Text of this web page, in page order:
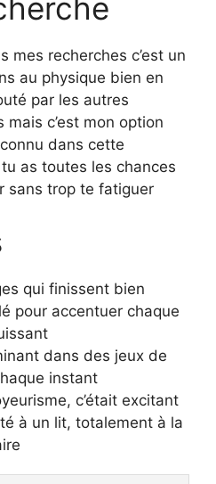
mes recherches c’est un
au physique bien en
par les autres
c’est mon option
dans cette
as toutes les chances
sans trop te fatiguer
qui finissent bien
pour accentuer chaque
dans des jeux de
instant
c’était excitant
à un lit, totalement à la